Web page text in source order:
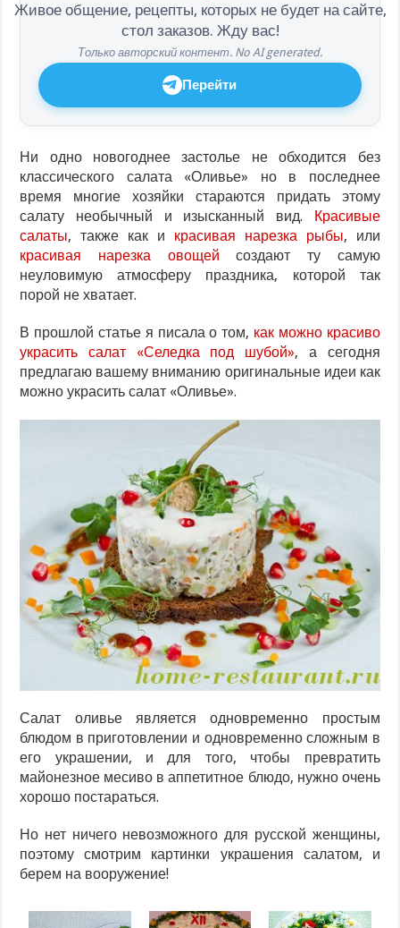
Живое общение, рецепты, которых не будет на сайте,
стол заказов. Жду вас!
Только авторский контент. No AI generated.
Перейти
Ни одно новогоднее застолье не обходится без
классического салата «Оливье» но в последнее
время многие хозяйки стараются придать этому
салату необычный и изысканный вид. Красивые
салаты, также как и красивая нарезка рыбы, или
красивая нарезка овощей создают ту самую
неуловимую атмосферу праздника, которой так
порой не хватает.
В прошлой статье я писала о том, как можно красиво
украсить салат «Селедка под шубой», а сегодня
предлагаю вашему вниманию оригинальные идеи как
можно украсить салат «Оливье».
Салат оливье является одновременно простым
блюдом в приготовлении и одновременно сложным в
его украшении, и для того, чтобы превратить
майонезное месиво в аппетитное блюдо, нужно очень
хорошо постараться.
Но нет ничего невозможного для русской женщины,
поэтому смотрим картинки украшения салатом, и
берем на вооружение!